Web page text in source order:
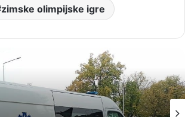
zimske olimpijske igre